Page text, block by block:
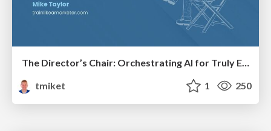
tmiket
1 250